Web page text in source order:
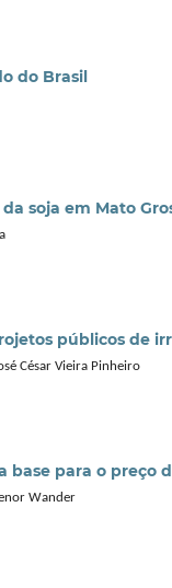
do Brasil
soja em Mato
públicos de
César Vieira Pinheiro
para o preço
Wander